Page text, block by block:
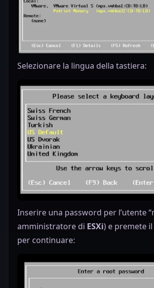
Selezionare la lingua della tastiera:
Inserire una password per l’utente
amministratore di ESXi) e premete
per continuare: